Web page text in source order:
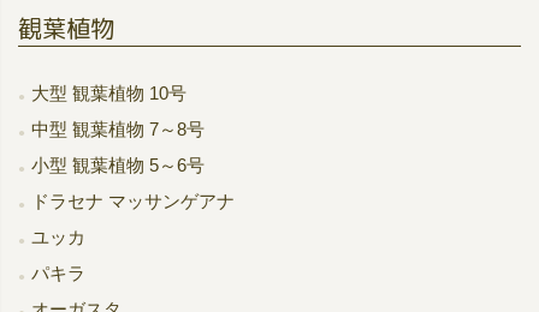
観葉植物
大型 観葉植物 10号
中型 観葉植物 7～8号
小型 観葉植物 5～6号
ドラセナ マッサンゲアナ
ユッカ
パキラ